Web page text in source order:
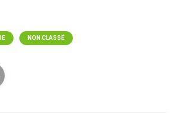
NON CLASSÉ